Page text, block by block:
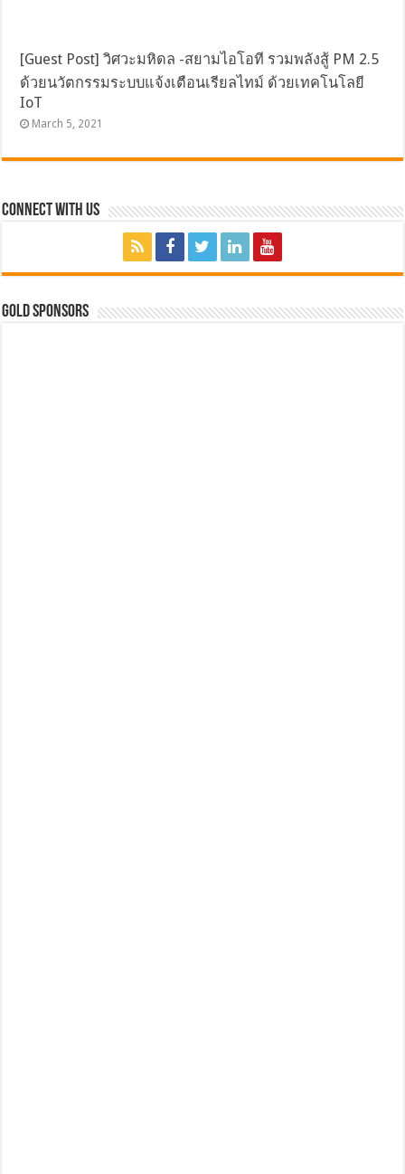
[Guest Post] วิศวะมหิดล -สยามไอโอที รวมพลังสู้ PM 2.5
ด้วยนวัตกรรมระบบแจ้งเตือนเรียลไทม์ ด้วยเทคโนโลยี
IoT
March 5, 2021
Connect with Us
GOLD SPONSORS